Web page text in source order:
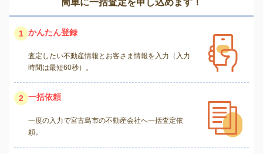
簡単に一括査定を申し込めます！
1 かんたん登録
査定したい不動産情報とお客さま情報を入力（入力
時間は最短60秒）。
2 一括依頼
一度の入力で宮古島市の不動産会社へ一括査定依
頼。